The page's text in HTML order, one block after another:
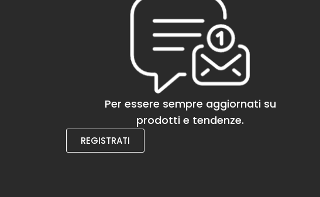
Per essere sempre aggiornati su
prodotti e tendenze.
REGISTRATI